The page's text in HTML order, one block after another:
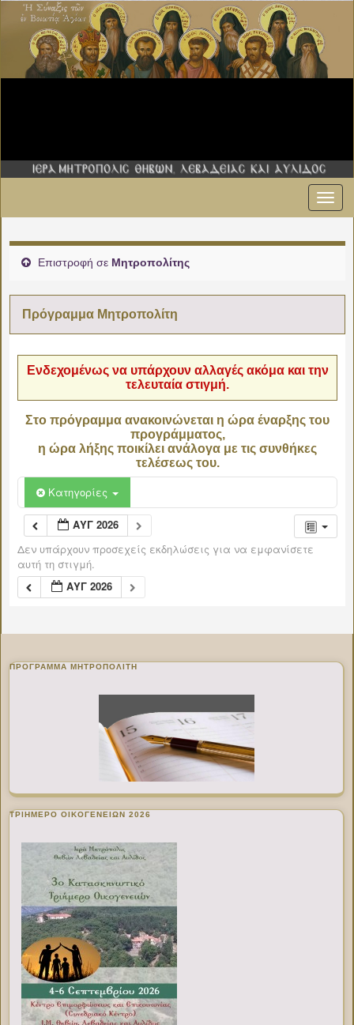
Επιστροφή σε Μητροπολίτης
Πρόγραμμα Μητροπολίτη
Ενδεχομένως να υπάρχουν αλλαγές ακόμα και την
τελευταία στιγμή.
Στο πρόγραμμα ανακοινώνεται η ώρα έναρξης του
προγράμματος,
η ώρα λήξης ποικίλει ανάλογα με τις συνθήκες
τελέσεως του.
Κατηγορίες
ΑΥΓ 2026
Δεν υπάρχουν προσεχείς εκδηλώσεις για να εμφανίσετε
αυτή τη στιγμή.
ΑΥΓ 2026
ΠΡΌΓΡΑΜΜΑ ΜΗΤΡΟΠΟΛΊΤΗ
ΤΡΙΗΜΕΡΟ ΟΙΚΟΓΕΝΕΙΩΝ 2026